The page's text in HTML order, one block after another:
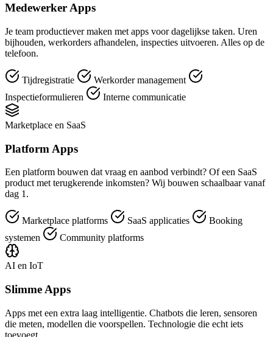
Medewerker Apps
Je team productiever maken met apps voor dagelijkse taken. Uren
bijhouden, werkorders afhandelen, inspecties uitvoeren. Alles op de
telefoon.
Tijdregistratie
Werkorder management
Inspectieformulieren
Interne communicatie
Marketplace en SaaS
Platform Apps
Een platform bouwen dat vraag en aanbod verbindt? Of een SaaS
product met terugkerende inkomsten? Wij bouwen schaalbaar vanaf
dag 1.
Marketplace platforms SaaS applicaties
Booking
systemen
Community platforms
AI en IoT
Slimme Apps
Apps met een extra laag intelligentie. Chatbots die leren, sensoren
die meten, modellen die voorspellen. Technologie die echt iets
toevoegt.